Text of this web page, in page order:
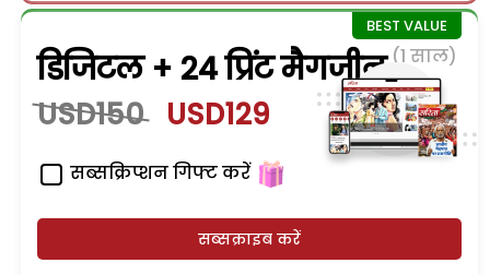
डिजिटल + 24 प्रिंट मैगजीन (1 साल)
USD150 USD129
सब्सक्रिप्शन गिफ्ट करें
सब्सक्राइब करें